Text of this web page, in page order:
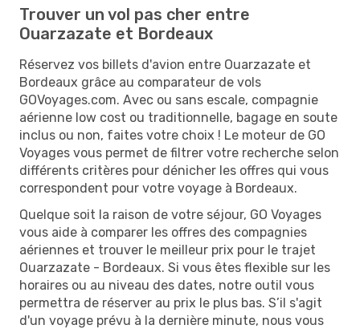
Trouver un vol pas cher entre
Ouarzazate et Bordeaux
Réservez vos billets d'avion entre Ouarzazate et
Bordeaux grâce au comparateur de vols
GOVoyages.com. Avec ou sans escale, compagnie
aérienne low cost ou traditionnelle, bagage en soute
inclus ou non, faites votre choix ! Le moteur de GO
Voyages vous permet de filtrer votre recherche selon
différents critères pour dénicher les offres qui vous
correspondent pour votre voyage à Bordeaux.
Quelque soit la raison de votre séjour, GO Voyages
vous aide à comparer les offres des compagnies
aériennes et trouver le meilleur prix pour le trajet
Ouarzazate - Bordeaux. Si vous êtes flexible sur les
horaires ou au niveau des dates, notre outil vous
permettra de réserver au prix le plus bas. S’il s'agit
d'un voyage prévu à la dernière minute, nous vous